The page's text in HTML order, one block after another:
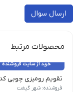
ارسال سوال
محصولات مرتبط
خرید از سایت فروشنده
فروشنده: شهر گیفت